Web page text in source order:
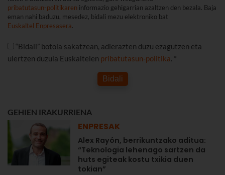
pribatutasun-politikaren informazio gehigarrian azaltzen den bezala. Baja
eman nahi baduzu, mesedez, bidali mezu elektroniko bat
Euskaltel Enpresasera.
“Bidali” botoia sakatzean, adierazten duzu ezagutzen eta
ulertzen duzula Euskaltelen pribatutasun-politika. *
Bidali
GEHIEN IRAKURRIENA
ENPRESAK
Alex Rayón, berrikuntzako aditua:
“Teknologia lehenago sartzen da
huts egiteak kostu txikia duen
tokian”